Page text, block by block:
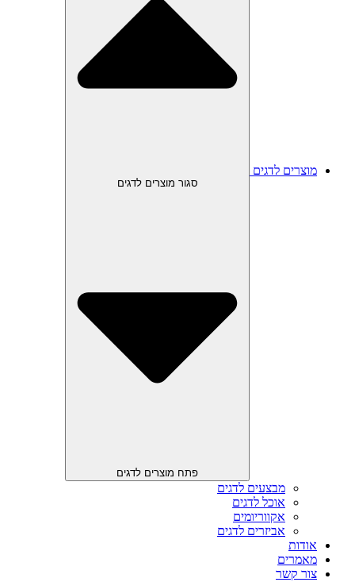
מוצרים לדגים
סגור מוצרים לדגים
פתח מוצרים לדגים
מבצעים לדגים
אוכל לדגים
אקווריומים
אביזרים לדגים
אודות
מאמרים
צור קשר